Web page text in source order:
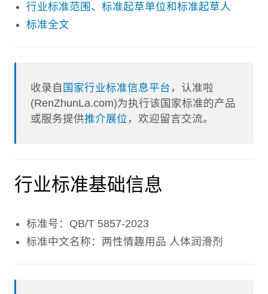
行业标准范围、标准起草单位和标准起草人
标准全文
收录自 国家行业标准信息平台 ，认准啦
(RenZhunLa.com)为执行该国家标准的产品
或服务提供推介展位 ，欢迎留言交流。
行业标准基础信息
标准号：QB/T 5857-2023
标准中文名称：两性情趣用品 人体润滑剂